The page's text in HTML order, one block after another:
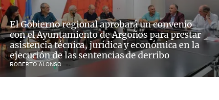
El Gobierno regional aprobará un convenio
con el Ayuntamiento de Argoños para prestar
asistencia técnica, jurídica y económica en la
ejecución de las sentencias de derribo
ROBERTO ALONSO